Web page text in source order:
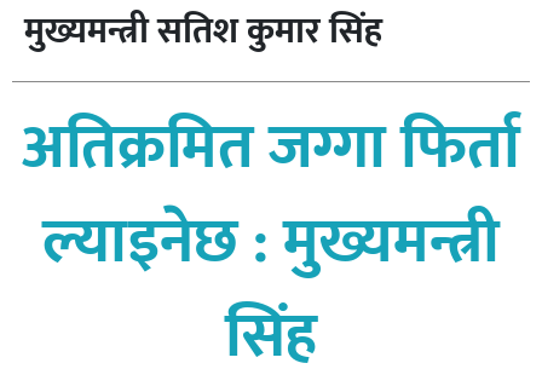
मधेश
प्रदेश
लुम्बिनी
बागमती
मुख्यमन्त्री सतिश कुमार सिंह
अतिक्रमित जग्गा फिर्ता
ल्याइनेछ : मुख्यमन्त्री
सिंह